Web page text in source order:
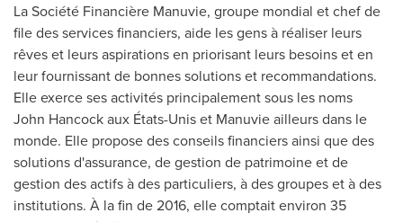
La Société Financière Manuvie, groupe mondial et chef de
file des services financiers, aide les gens à réaliser leurs
rêves et leurs aspirations en priorisant leurs besoins et en
leur fournissant de bonnes solutions et recommandations.
Elle exerce ses activités principalement sous les noms
John Hancock aux États-Unis et Manuvie ailleurs dans le
monde. Elle propose des conseils financiers ainsi que des
solutions d'assurance, de gestion de patrimoine et de
gestion des actifs à des particuliers, à des groupes et à des
institutions. À la fin de 2016, elle comptait environ 35